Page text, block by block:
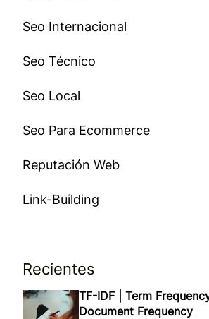
Seo Internacional
Seo Técnico
Seo Local
Seo Para Ecommerce
Reputación Web
Link-Building
Recientes
TF-IDF | Term
Document Frequency